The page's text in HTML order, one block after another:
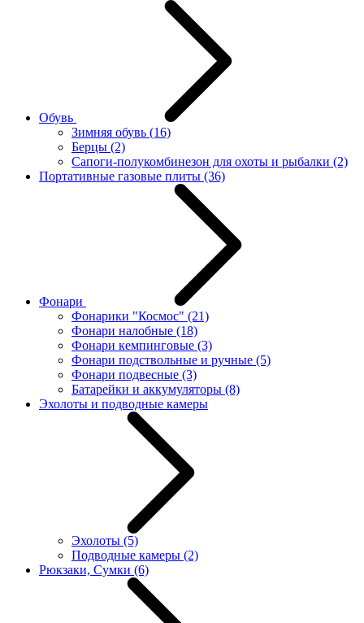
Обувь
Зимняя обувь (16)
Берцы (2)
Сапоги-полукомбинезон для охоты и рыбалки (2)
Портативные газовые плиты (36)
Фонари
Фонарики "Космос" (21)
Фонари налобные (18)
Фонари кемпинговые (3)
Фонари подствольные и ручные (5)
Фонари подвесные (3)
Батарейки и аккумуляторы (8)
Эхолоты и подводные камеры
Эхолоты (5)
Подводные камеры (2)
Рюкзаки, Сумки (6)